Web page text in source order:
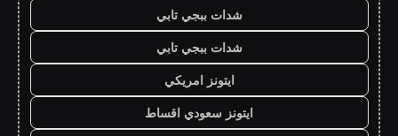
شدات ببجي تابي
شدات ببجي تابي
ايتونز امريكي
ايتونز سعودي اقساط